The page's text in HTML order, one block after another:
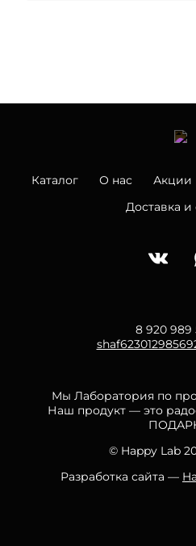
Каталог О нас Акции
Доставка и
8 920 989
Мы Лаборатория по
Наш продукт — это
© Happy Lab
Разработка сайта —